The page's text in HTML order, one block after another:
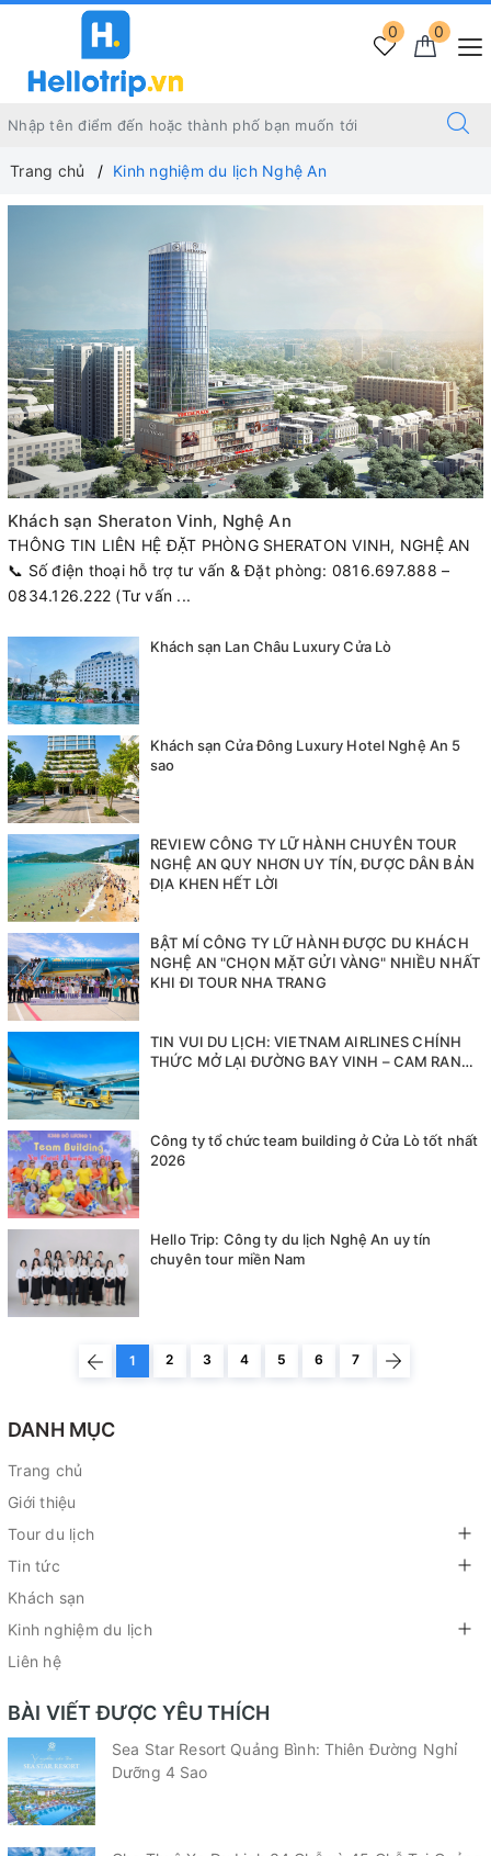
0
0
Trang chủ Kinh nghiệm du lịch Nghệ An
Khách sạn Sheraton Vinh, Nghệ An
THÔNG TIN LIÊN HỆ ĐẶT PHÒNG SHERATON VINH, NGHỆ AN
📞 Số điện thoại hỗ trợ tư vấn & Đặt phòng: 0816.697.888 –
0834.126.222 (Tư vấn ...
Khách sạn Lan Châu Luxury Cửa Lò
Khách sạn Cửa Đông Luxury Hotel Nghệ An 5
sao
REVIEW CÔNG TY LỮ HÀNH CHUYÊN TOUR
NGHỆ AN QUY NHƠN UY TÍN, ĐƯỢC DÂN BẢN
ĐỊA KHEN HẾT LỜI
BẬT MÍ CÔNG TY LỮ HÀNH ĐƯỢC DU KHÁCH
NGHỆ AN "CHỌN MẶT GỬI VÀNG" NHIỀU NHẤT
KHI ĐI TOUR NHA TRANG
TIN VUI DU LỊCH: VIETNAM AIRLINES CHÍNH
THỨC MỞ LẠI ĐƯỜNG BAY VINH – CAM RANH
Công ty tổ chức team building ở Cửa Lò tốt nhất
2026
Hello Trip: Công ty du lịch Nghệ An uy tín
chuyên tour miền Nam
1 2 3 4 5 6 7
DANH MỤC
Trang chủ
Giới thiệu
Tour du lịch
Tin tức
Khách sạn
Kinh nghiệm du lịch
Liên hệ
BÀI VIẾT ĐƯỢC YÊU THÍCH
Sea Star Resort Quảng Bình: Thiên Đường Nghỉ
Dưỡng 4 Sao